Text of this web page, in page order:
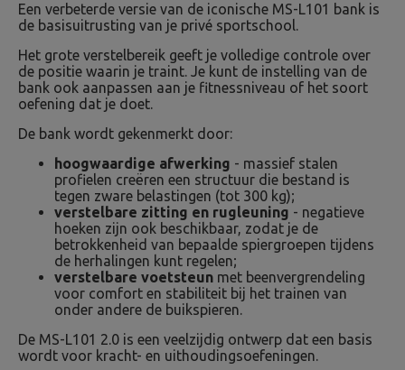
Een verbeterde versie van de iconische MS-L101 bank is
de basisuitrusting van je privé sportschool.
Het grote verstelbereik geeft je volledige controle over
de positie waarin je traint. Je kunt de instelling van de
bank ook aanpassen aan je fitnessniveau of het soort
oefening dat je doet.
De bank wordt gekenmerkt door:
hoogwaardige afwerking - massief stalen
profielen creëren een structuur die bestand is
tegen zware belastingen (tot 300 kg);
verstelbare zitting en rugleuning - negatieve
hoeken zijn ook beschikbaar, zodat je de
betrokkenheid van bepaalde spiergroepen tijdens
de herhalingen kunt regelen;
verstelbare voetsteun met beenvergrendeling
voor comfort en stabiliteit bij het trainen van
onder andere de buikspieren.
De MS-L101 2.0 is een veelzijdig ontwerp dat een basis
wordt voor kracht- en uithoudingsoefeningen.